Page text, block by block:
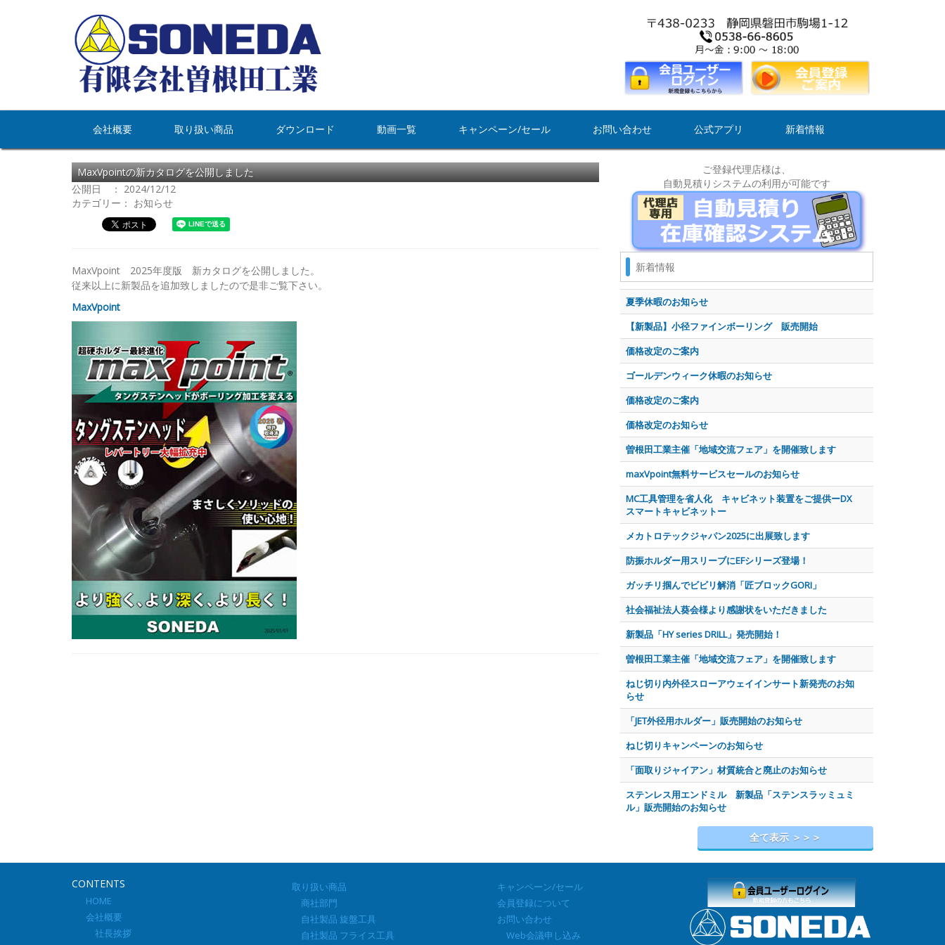
会社概要 取り扱い商品 ダウンロード 動画一覧 キャンペーン/セール お問い合わせ 公式アプリ 新着情報
MaxVpointの新カタログを公開しました
公開日 ： 2024/12/12
カテゴリー： お知らせ
MaxVpoint 2025年度版 新カタログを公開しました。
従来以上に新製品を追加致しましたので是非ご覧下さい。
MaxVpoint
ご登録代理店様は、
自動見積りシステムの利用が可能です
新着情報
夏季休暇のお知らせ
【新製品】小径ファインボーリング 販売開始
価格改定のご案内
ゴールデンウィーク休暇のお知らせ
価格改定のご案内
価格改定のお知らせ
曽根田工業主催「地域交流フェア」を開催致します
maxVpoint無料サービスセールのお知らせ
MC工具管理を省人化 キャビネット装置をご提供ーDX
スマートキャビネットー
メカトロテックジャパン2025に出展致します
防振ホルダー用スリーブにEFシリーズ登場！
ガッチリ掴んでビビリ解消「匠ブロックGORI」
社会福祉法人葵会様より感謝状をいただきました
新製品「HY series DRILL」発売開始！
曽根田工業主催「地域交流フェア」を開催致します
ねじ切り内外径スローアウェイインサート新発売のお知
らせ
「JET外径用ホルダー」販売開始のお知らせ
ねじ切りキャンペーンのお知らせ
「面取りジャイアン」材質統合と廃止のお知らせ
ステンレス用エンドミル 新製品「ステンスラッミュミ
ル」販売開始のお知らせ
全て表示 ＞＞＞
CONTENTS
HOME
会社概要
社長挨拶
取り扱い商品
商社部門
自社製品 旋盤工具
自社製品 フライス工具
キャンペーン/セール
会員登録について
お問い合わせ
Web会議申し込み